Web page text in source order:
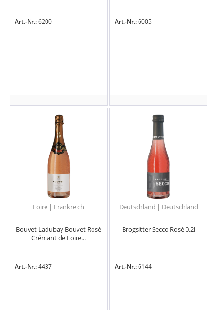
Art.-Nr.:6200 Art.-Nr.:6005
Loire | Frankreich
Bouvet Ladubay Bouvet Rosé
Crémant de Loire...
Art.-Nr.:4437
Deutschland | Deutschland
Brogsitter Secco Rosé 0,2l
Art.-Nr.:6144